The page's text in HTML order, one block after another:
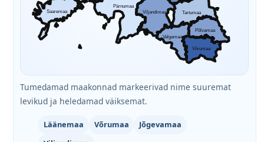
Saaremaa
Pärnumaa
Viljandimaa Tartumaa
Põlvamaa
Võrumaa
Valgamaa
Tumedamad maakonnad markeerivad nime suuremat
levikud ja heledamad väiksemat.
Läänemaa Võrumaa
Jõgevamaa